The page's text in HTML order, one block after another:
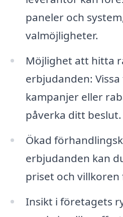
paneler och
valmöjligheter.
Möjlighet att hitta
erbjudanden:
kampanjer eller
påverka ditt beslut.
Ökad
erbjudanden kan
priset och
Insikt i företagets